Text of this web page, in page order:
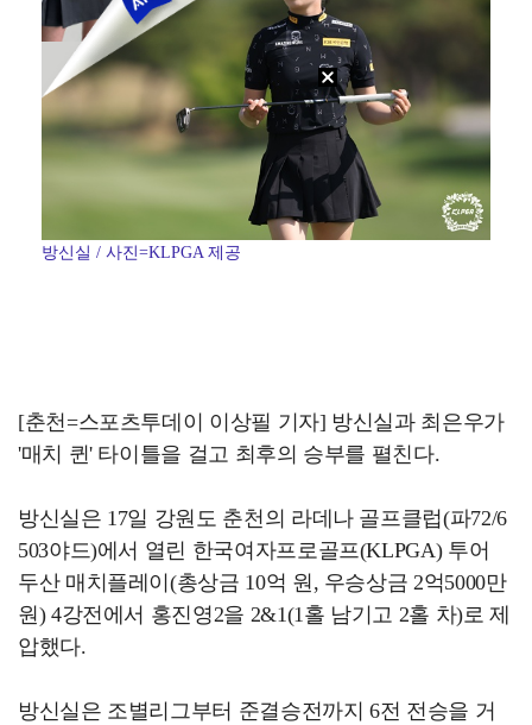
[ST포토] 오픈트레이닝 나서는 이강인
[ST포토] 호세 히메네스, 한국 팬들 외침에 미소
방신실 / 사진=KLPGA 제공
[춘천=스포츠투데이 이상필 기자] 방신실과 최은우가
'매치 퀸' 타이틀을 걸고 최후의 승부를 펼친다.
방신실은 17일 강원도 춘천의 라데나 골프클럽(파72/6
503야드)에서 열린 한국여자프로골프(KLPGA) 투어
두산 매치플레이(총상금 10억 원, 우승상금 2억5000만
원) 4강전에서 홍진영2을 2&1(1홀 남기고 2홀 차)로 제
압했다.
방신실은 조별리그부터 준결승전까지 6전 전승을 거